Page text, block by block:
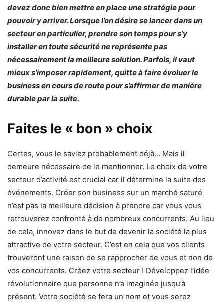
devez donc bien mettre en place une stratégie pour
pouvoir y arriver. Lorsque l’on désire se lancer dans un
secteur en particulier, prendre son temps pour s’y
installer en toute sécurité ne représente pas
nécessairement la meilleure solution. Parfois, il vaut
mieux s’imposer rapidement, quitte à faire évoluer le
business en cours de route pour s’affirmer de manière
durable par la suite.
Faites le « bon » choix
Certes, vous le saviez probablement déjà… Mais il
demeure nécessaire de le mentionner. Le choix de votre
secteur d’activité est crucial car il détermine la suite des
événements. Créer son business sur un marché saturé
n’est pas la meilleure décision à prendre car vous vous
retrouverez confronté à de nombreux concurrents. Au lieu
de cela, innovez dans le but de devenir la société la plus
attractive de votre secteur. C’est en cela que vos clients
trouveront une raison de se rapprocher de vous et non de
vos concurrents. Créez votre secteur ! Développez l’idée
révolutionnaire que personne n’a imaginée jusqu’à
présent. Votre société se fera un nom et vous serez